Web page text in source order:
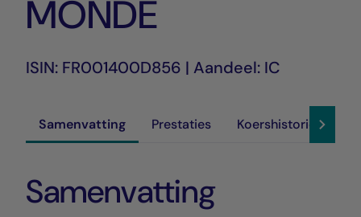
MONDE
ISIN: FR001400D856 | Aandeel: IC
Samenvatting Prestaties Koershistoriek
Samenvatting